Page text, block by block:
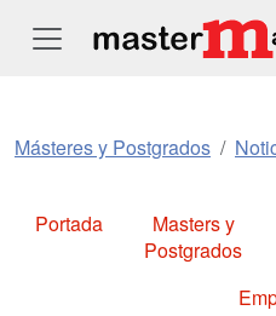
Másteres y Postgrados
Portada
Masters y
Postgrados